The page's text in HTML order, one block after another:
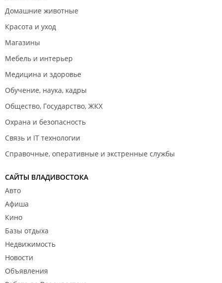
Домашние животные
Красота и уход
Магазины
Мебель и интерьер
Медицина и здоровье
Обучение, наука, кадры
Общество, Государство, ЖКХ
Охрана и безопасность
Связь и IT технологии
Справочные, оперативные и экстренные службы
САЙТЫ ВЛАДИВОСТОКА
Авто
Афиша
Кино
Базы отдыха
Недвижимость
Новости
Объявления